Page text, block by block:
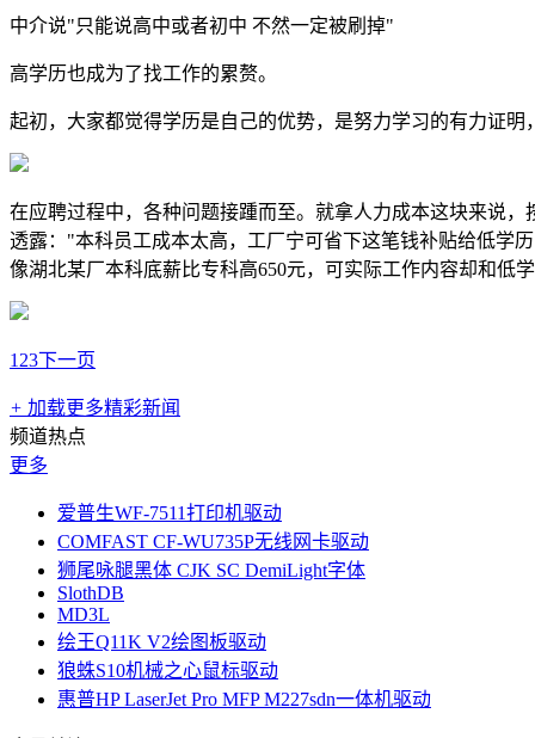
中介说"只能说高中或者初中 不然一定被刷掉"
高学历也成为了找工作的累赘。
起初，大家都觉得学历是自己的优势，是努力学习的有力证
在应聘过程中，各种问题接踵而至。就拿人力成本这块来说
透露："本科员工成本太高，工厂宁可省下这笔钱补贴给低学
像湖北某厂本科底薪比专科高650元，可实际工作内容却和低
1 23下一页
+ 加载更多精彩新闻
频道热点
更多
爱普生WF‑7511打印机驱动
COMFAST CF-WU735P无线网卡驱动
狮尾咏腿黑体 CJK SC DemiLight字体
SlothDB
MD3L
绘王Q11K V2绘图板驱动
狼蛛S10机械之心鼠标驱动
惠普HP LaserJet Pro MFP M227sdn一体机驱动